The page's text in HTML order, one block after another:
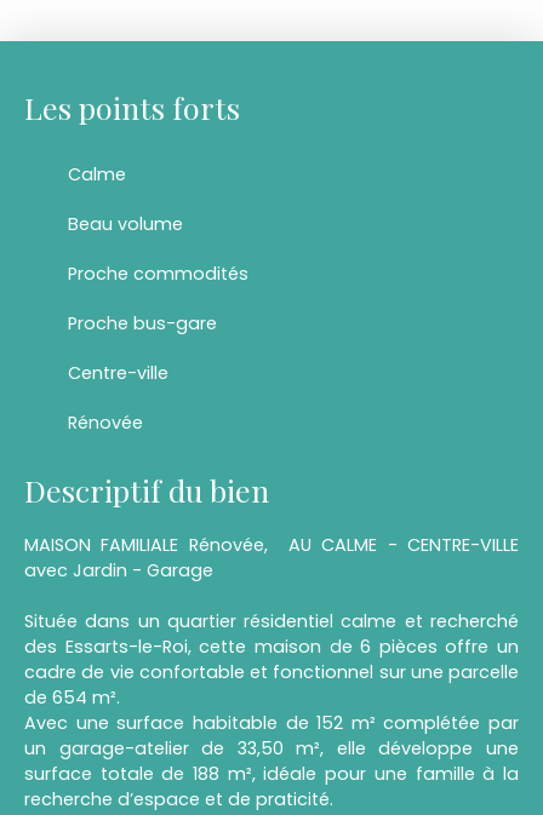
Les points forts
Calme
Beau volume
Proche commodités
Proche bus-gare
Centre-ville
Rénovée
Descriptif du bien
MAISON FAMILIALE Rénovée, AU CALME - CENTRE-VILLE
avec Jardin - Garage
Située dans un quartier résidentiel calme et recherché
des Essarts-le-Roi, cette maison de 6 pièces offre un
cadre de vie confortable et fonctionnel sur une parcelle
de 654 m².
Avec une surface habitable de 152 m² complétée par
un garage-atelier de 33,50 m², elle développe une
surface totale de 188 m², idéale pour une famille à la
recherche d’espace et de praticité.